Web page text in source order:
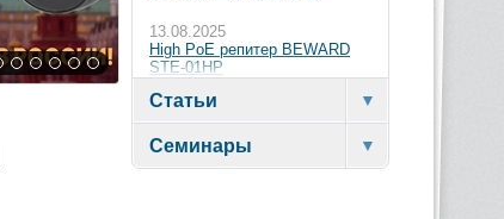
13.08.2025
High PoE репитер BEWARD
STE-01HP
Статьи
Семинары